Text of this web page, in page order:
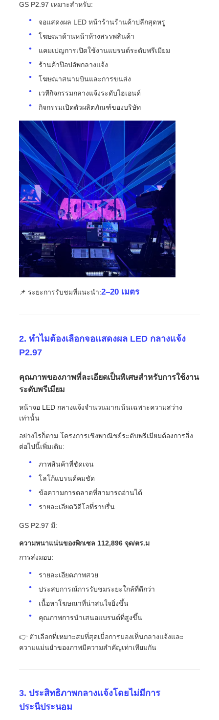
หน้าจอ LED SMD
บอร์ดจอ LED นอก
GS P2.97 เหมาะสำหรับ:
จอแสดงผล LED หน้าร้านร้านค้าปลีกสุดหรู
โฆษณาด้านหน้าห้างสรรพสินค้า
แคมเปญการเปิดใช้งานแบรนด์ระดับพรีเมียม
ร้านค้าป๊อปอัพกลางแจ้ง
โฆษณาสนามบินและการขนส่ง
เวทีกิจกรรมกลางแจ้งระดับไฮเอนด์
กิจกรรมเปิดตัวผลิตภัณฑ์ของบริษัท
📌 ระยะการรับชมที่แนะนำ:2–20 เมตร
2. ทำไมต้องเลือกจอแสดงผล LED กลางแจ้ง
P2.97
คุณภาพของภาพที่ละเอียดเป็นพิเศษสำหรับการใช้งาน
ระดับพรีเมียม
หน้าจอ LED กลางแจ้งจำนวนมากเน้นเฉพาะความสว่าง
เท่านั้น
อย่างไรก็ตาม โครงการเชิงพาณิชย์ระดับพรีเมียมต้องการสิ่ง
ต่อไปนี้เพิ่มเติม:
ภาพสินค้าที่ชัดเจน
โลโก้แบรนด์คมชัด
ข้อความการตลาดที่สามารถอ่านได้
รายละเอียดวิดีโอที่ราบรื่น
GS P2.97 มี:
ความหนาแน่นของพิกเซล 112,896 จุด/ตร.ม
การส่งมอบ:
รายละเอียดภาพสวย
ประสบการณ์การรับชมระยะใกล้ที่ดีกว่า
เนื้อหาโฆษณาที่น่าสนใจยิ่งขึ้น
คุณภาพการนำเสนอแบรนด์ที่สูงขึ้น
👉 ตัวเลือกที่เหมาะสมที่สุดเมื่อการมองเห็นกลางแจ้งและ
ความแม่นยำของภาพมีความสำคัญเท่าเทียมกัน
3. ประสิทธิภาพกลางแจ้งโดยไม่มีการ
ประนีประนอม